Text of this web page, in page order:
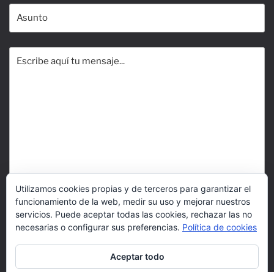
Utilizamos cookies propias y de terceros para garantizar el
funcionamiento de la web, medir su uso y mejorar nuestros
servicios. Puede aceptar todas las cookies, rechazar las no
necesarias o configurar sus preferencias. Política de cookies
Aceptar todo